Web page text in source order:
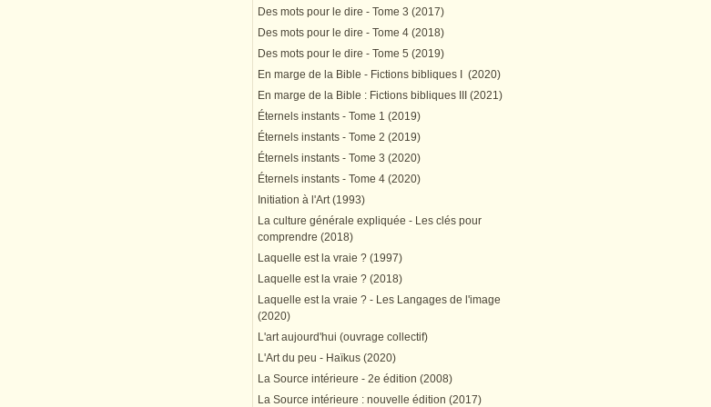
Des mots pour le dire - Tome 3 (2017)
Des mots pour le dire - Tome 4 (2018)
Des mots pour le dire - Tome 5 (2019)
En marge de la Bible - Fictions bibliques I (2020)
En marge de la Bible : Fictions bibliques III (2021)
Éternels instants - Tome 1 (2019)
Éternels instants - Tome 2 (2019)
Éternels instants - Tome 3 (2020)
Éternels instants - Tome 4 (2020)
Initiation à l'Art (1993)
La culture générale expliquée - Les clés pour
comprendre (2018)
Laquelle est la vraie ? (1997)
Laquelle est la vraie ? (2018)
Laquelle est la vraie ? - Les Langages de l'image
(2020)
L'art aujourd'hui (ouvrage collectif)
L'Art du peu - Haïkus (2020)
La Source intérieure - 2e édition (2008)
La Source intérieure : nouvelle édition (2017)